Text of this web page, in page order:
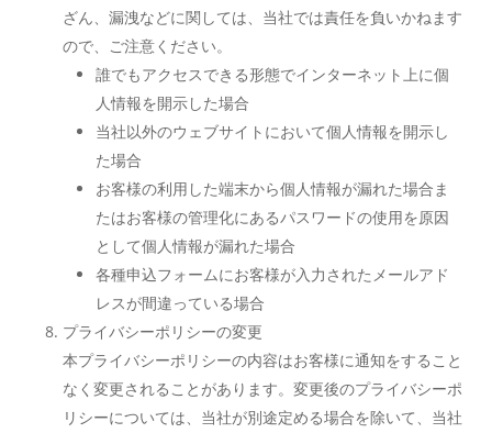
ざん、漏洩などに関しては、当社では責任を負いかねます
ので、ご注意ください。
誰でもアクセスできる形態でインターネット上に個
人情報を開示した場合
当社以外のウェブサイトにおいて個人情報を開示し
た場合
お客様の利用した端末から個人情報が漏れた場合ま
たはお客様の管理化にあるパスワードの使用を原因
として個人情報が漏れた場合
各種申込フォームにお客様が入力されたメールアド
レスが間違っている場合
プライバシーポリシーの変更
本プライバシーポリシーの内容はお客様に通知をすること
なく変更されることがあります。変更後のプライバシーポ
リシーについては、当社が別途定める場合を除いて、当社